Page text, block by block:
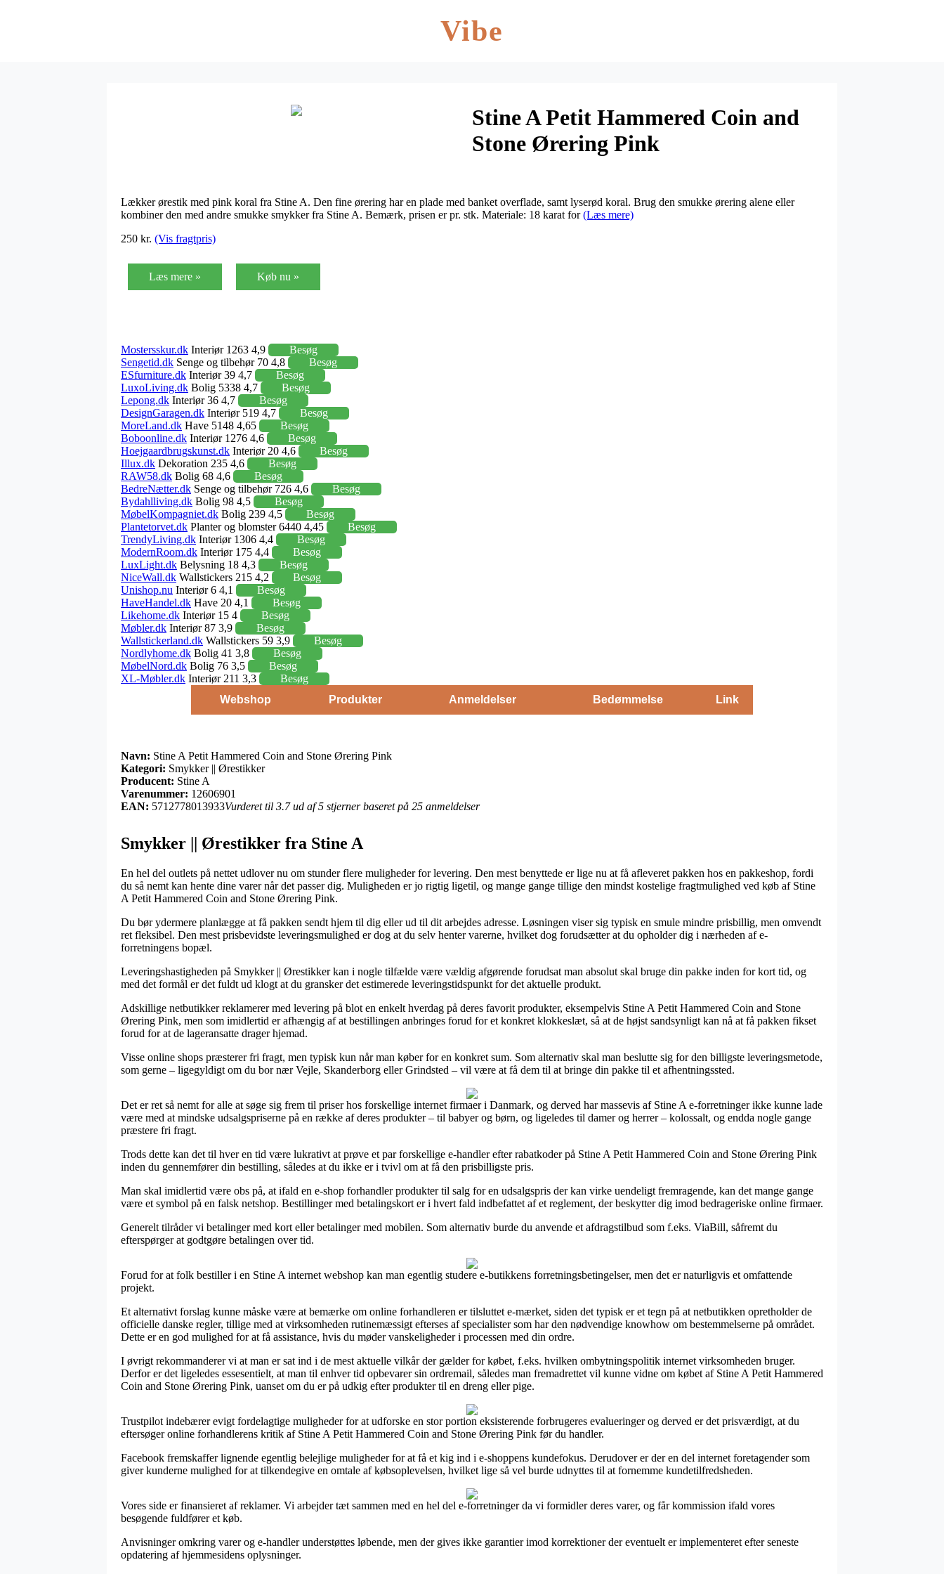
Vibe
Stine A Petit Hammered Coin and
Stone Ørering Pink
Lækker ørestik med pink koral fra Stine A. Den fine ørering har en plade med banket overflade, samt lyserød koral. Brug den smukke ørering alene eller
kombiner den med andre smukke smykker fra Stine A. Bemærk, prisen er pr. stk. Materiale: 18 karat for(Læs mere)
250 kr. (Vis fragtpris)
Læs mere » Køb nu »
Mostersskur.dk Interiør 1263 4,9
Besøg
Sengetid.dk Senge og tilbehør 70 4,8
Besøg
ESfurniture.dk Interiør 39 4,7
Besøg
LuxoLiving.dk Bolig 5338 4,7
Besøg
Lepong.dk Interiør 36 4,7
Besøg
DesignGaragen.dk Interiør 519 4,7
Besøg
MoreLand.dk Have 5148 4,65
Besøg
Boboonline.dk Interiør 1276 4,6
Besøg
Hoejgaardbrugskunst.dk Interiør 20 4,6
Besøg
Illux.dk Dekoration 235 4,6
Besøg
RAW58.dk Bolig 68 4,6
Besøg
BedreNætter.dk Senge og tilbehør 726 4,6
Besøg
Bydahlliving.dk Bolig 98 4,5
Besøg
MøbelKompagniet.dk Bolig 239 4,5
Besøg
Plantetorvet.dk Planter og blomster 6440 4,45
Besøg
TrendyLiving.dk Interiør 1306 4,4
Besøg
ModernRoom.dk Interiør 175 4,4
Besøg
LuxLight.dk Belysning 18 4,3
Besøg
NiceWall.dk Wallstickers 215 4,2
Besøg
Unishop.nu Interiør 6 4,1
Besøg
HaveHandel.dk Have 20 4,1
Besøg
Likehome.dk Interiør 15 4
Besøg
Møbler.dk Interiør 87 3,9
Besøg
Wallstickerland.dk Wallstickers 59 3,9
Besøg
Nordlyhome.dk Bolig 41 3,8
Besøg
MøbelNord.dk Bolig 76 3,5
Besøg
XL-Møbler.dk Interiør 211 3,3
Besøg
Webshop
Produkter Anmeldelser Bedømmelse Link
Navn: Stine A Petit Hammered Coin and Stone Ørering Pink
Kategori: Smykker || Ørestikker
Producent: Stine A
Varenummer: 12606901
EAN: 5712778013933Vurderet til 3.7 ud af 5 stjerner baseret på 25 anmeldelser
Smykker || Ørestikker fra Stine A
En hel del outlets på nettet udlover nu om stunder flere muligheder for levering. Den mest benyttede er lige nu at få afleveret pakken hos en pakkeshop, fordi
du så nemt kan hente dine varer når det passer dig. Muligheden er jo rigtig ligetil, og mange gange tillige den mindst kostelige fragtmulighed ved køb af Stine
A Petit Hammered Coin and Stone Ørering Pink.
Du bør ydermere planlægge at få pakken sendt hjem til dig eller ud til dit arbejdes adresse. Løsningen viser sig typisk en smule mindre prisbillig, men omvendt
ret fleksibel. Den mest prisbevidste leveringsmulighed er dog at du selv henter varerne, hvilket dog forudsætter at du opholder dig i nærheden af e-
forretningens bopæl.
Leveringshastigheden på Smykker || Ørestikker kan i nogle tilfælde være vældig afgørende forudsat man absolut skal bruge din pakke inden for kort tid, og
med det formål er det fuldt ud klogt at du gransker det estimerede leveringstidspunkt for det aktuelle produkt.
Adskillige netbutikker reklamerer med levering på blot en enkelt hverdag på deres favorit produkter, eksempelvis Stine A Petit Hammered Coin and Stone
Ørering Pink, men som imidlertid er afhængig af at bestillingen anbringes forud for et konkret klokkeslæt, så at de højst sandsynligt kan nå at få pakken fikset
forud for at de lageransatte drager hjemad.
Visse online shops præsterer fri fragt, men typisk kun når man køber for en konkret sum. Som alternativ skal man beslutte sig for den billigste leveringsmetode,
som gerne – ligegyldigt om du bor nær Vejle, Skanderborg eller Grindsted – vil være at få dem til at bringe din pakke til et afhentningssted.
Det er ret så nemt for alle at søge sig frem til priser hos forskellige internet firmaer i Danmark, og derved har massevis af Stine A e-forretninger ikke kunne lade
være med at mindske udsalgspriserne på en række af deres produkter – til babyer og børn, og ligeledes til damer og herrer – kolossalt, og endda nogle gange
præstere fri fragt.
Trods dette kan det til hver en tid være lukrativt at prøve et par forskellige e-handler efter rabatkoder på Stine A Petit Hammered Coin and Stone Ørering Pink
inden du gennemfører din bestilling, således at du ikke er i tvivl om at få den prisbilligste pris.
Man skal imidlertid være obs på, at ifald en e-shop forhandler produkter til salg for en udsalgspris der kan virke uendeligt fremragende, kan det mange gange
være et symbol på en falsk netshop. Bestillinger med betalingskort er i hvert fald indbefattet af et reglement, der beskytter dig imod bedrageriske online firmaer.
Generelt tilråder vi betalinger med kort eller betalinger med mobilen. Som alternativ burde du anvende et afdragstilbud som f.eks. ViaBill, såfremt du
efterspørger at godtgøre betalingen over tid.
Forud for at folk bestiller i en Stine A internet webshop kan man egentlig studere e-butikkens forretningsbetingelser, men det er naturligvis et omfattende
projekt.
Et alternativt forslag kunne måske være at bemærke om online forhandleren er tilsluttet e-mærket, siden det typisk er et tegn på at netbutikken opretholder de
officielle danske regler, tillige med at virksomheden rutinemæssigt efterses af specialister som har den nødvendige knowhow om bestemmelserne på området.
Dette er en god mulighed for at få assistance, hvis du møder vanskeligheder i processen med din ordre.
I øvrigt rekommanderer vi at man er sat ind i de mest aktuelle vilkår der gælder for købet, f.eks. hvilken ombytningspolitik internet virksomheden bruger.
Derfor er det ligeledes essesentielt, at man til enhver tid opbevarer sin ordremail, således man fremadrettet vil kunne vidne om købet af Stine A Petit Hammered
Coin and Stone Ørering Pink, uanset om du er på udkig efter produkter til en dreng eller pige.
Trustpilot indebærer evigt fordelagtige muligheder for at udforske en stor portion eksisterende forbrugeres evalueringer og derved er det prisværdigt, at du
eftersøger online forhandlerens kritik af Stine A Petit Hammered Coin and Stone Ørering Pink før du handler.
Facebook fremskaffer lignende egentlig belejlige muligheder for at få et kig ind i e-shoppens kundefokus. Derudover er der en del internet foretagender som
giver kunderne mulighed for at tilkendegive en omtale af købsoplevelsen, hvilket lige så vel burde udnyttes til at fornemme kundetilfredsheden.
Vores side er finansieret af reklamer. Vi arbejder tæt sammen med en hel del e-forretninger da vi formidler deres varer, og får kommission ifald vores
besøgende fuldfører et køb.
Anvisninger omkring varer og e-handler understøttes løbende, men der gives ikke garantier imod korrektioner der eventuelt er implementeret efter seneste
opdatering af hjemmesidens oplysninger.